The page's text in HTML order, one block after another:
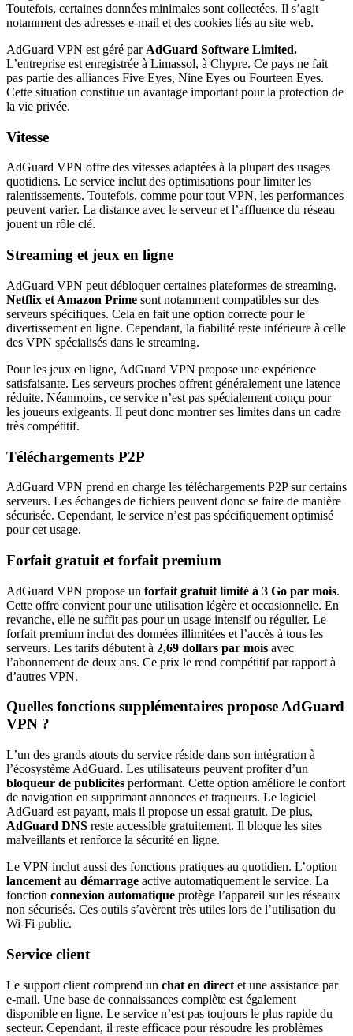
Toutefois, certaines données minimales sont collectées. Il s’agit
notamment des adresses e-mail et des cookies liés au site web.
AdGuard VPN est géré par AdGuard Software Limited.
L’entreprise est enregistrée à Limassol, à Chypre. Ce pays ne fait
pas partie des alliances Five Eyes, Nine Eyes ou Fourteen Eyes.
Cette situation constitue un avantage important pour la protection de
la vie privée.
Vitesse
AdGuard VPN offre des vitesses adaptées à la plupart des usages
quotidiens. Le service inclut des optimisations pour limiter les
ralentissements. Toutefois, comme pour tout VPN, les performances
peuvent varier. La distance avec le serveur et l’affluence du réseau
jouent un rôle clé.
Streaming et jeux en ligne
AdGuard VPN peut débloquer certaines plateformes de streaming.
Netflix et Amazon Prime sont notamment compatibles sur des
serveurs spécifiques. Cela en fait une option correcte pour le
divertissement en ligne. Cependant, la fiabilité reste inférieure à celle
des VPN spécialisés dans le streaming.
Pour les jeux en ligne, AdGuard VPN propose une expérience
satisfaisante. Les serveurs proches offrent généralement une latence
réduite. Néanmoins, ce service n’est pas spécialement conçu pour
les joueurs exigeants. Il peut donc montrer ses limites dans un cadre
très compétitif.
Téléchargements P2P
AdGuard VPN prend en charge les téléchargements P2P sur certains
serveurs. Les échanges de fichiers peuvent donc se faire de manière
sécurisée. Cependant, le service n’est pas spécifiquement optimisé
pour cet usage.
Forfait gratuit et forfait premium
AdGuard VPN propose un forfait gratuit limité à 3 Go par mois.
Cette offre convient pour une utilisation légère et occasionnelle. En
revanche, elle ne suffit pas pour un usage intensif ou régulier. Le
forfait premium inclut des données illimitées et l’accès à tous les
serveurs. Les tarifs débutent à 2,69 dollars par mois avec
l’abonnement de deux ans. Ce prix le rend compétitif par rapport à
d’autres VPN.
Quelles fonctions supplémentaires propose AdGuard
VPN ?
L’un des grands atouts du service réside dans son intégration à
l’écosystème AdGuard. Les utilisateurs peuvent profiter d’un
bloqueur de publicités performant. Cette option améliore le confort
de navigation en supprimant annonces et traqueurs. Le logiciel
AdGuard est payant, mais il propose un essai gratuit. De plus,
AdGuard DNS reste accessible gratuitement. Il bloque les sites
malveillants et renforce la sécurité en ligne.
Le VPN inclut aussi des fonctions pratiques au quotidien. L’option
lancement au démarrage active automatiquement le service. La
fonction connexion automatique protège l’appareil sur les réseaux
non sécurisés. Ces outils s’avèrent très utiles lors de l’utilisation du
Wi-Fi public.
Service client
Le support client comprend un chat en direct et une assistance par
e-mail. Une base de connaissances complète est également
disponible en ligne. Le service n’est pas toujours le plus rapide du
secteur. Cependant, il reste efficace pour résoudre les problèmes